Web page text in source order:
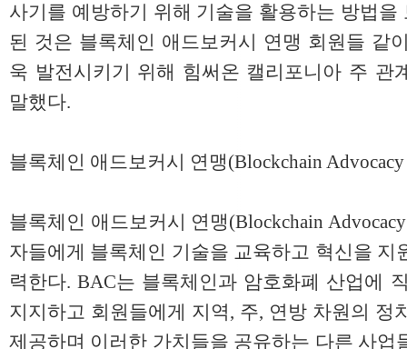
사기를 예방하기 위해 기술을 활용하는 방법을
된 것은 블록체인 애드보커시 연맹 회원들 같
욱 발전시키기 위해 힘써온 캘리포니아 주 관
말했다.
블록체인 애드보커시 연맹(Blockchain
블록체인 애드보커시 연맹(Blockchain
자들에게 블록체인 기술을 교육하고 혁신을 지
력한다. BAC는 블록체인과 암호화폐 산업에
지지하고 회원들에게 지역, 주, 연방 차원의 정
제공하며 이러한 가치들을 공유하는 다른 사업